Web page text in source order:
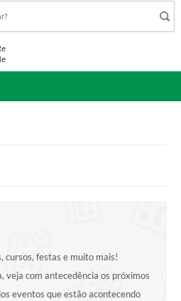
cursos, festas e muito mais!
veja com antecedência os próximos
eventos que estão acontecendo